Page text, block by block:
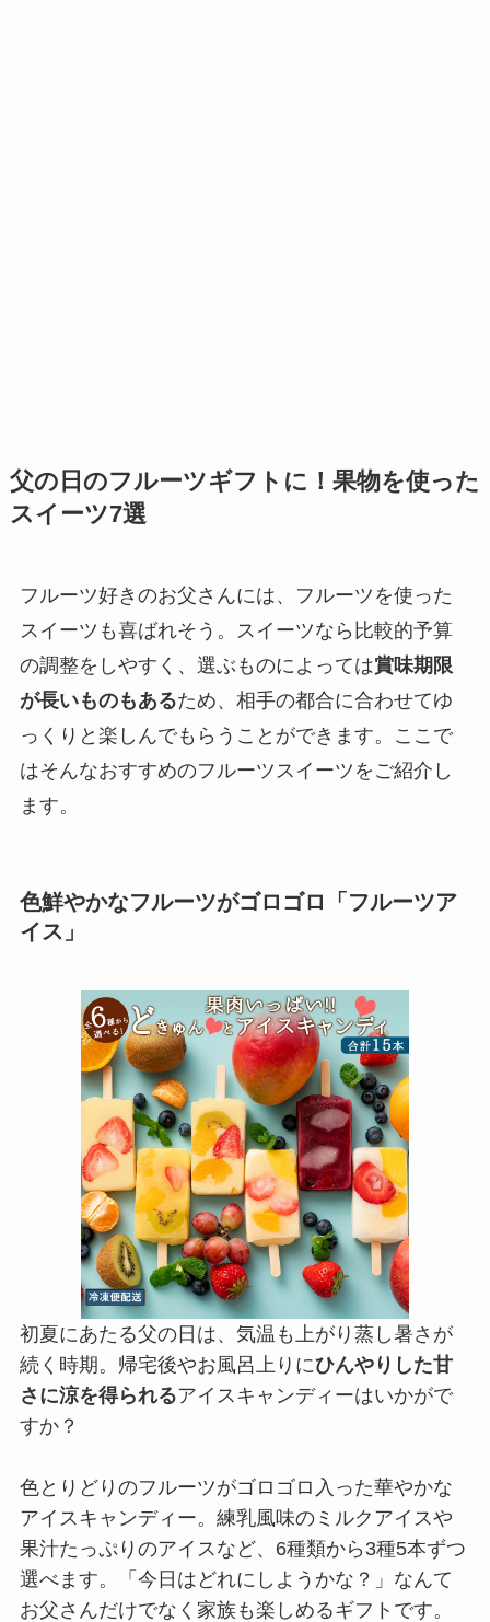
父の日のフルーツギフトに！果物を使った
スイーツ7選
フルーツ好きのお父さんには、フルーツを使った
スイーツも喜ばれそう。スイーツなら比較的予算
の調整をしやすく、選ぶものによっては賞味期限
が長いものもあるため、相手の都合に合わせてゆ
っくりと楽しんでもらうことができます。ここで
はそんなおすすめのフルーツスイーツをご紹介し
ます。
色鮮やかなフルーツがゴロゴロ「フルーツア
イス」
初夏にあたる父の日は、気温も上がり蒸し暑さが
続く時期。帰宅後やお風呂上りにひんやりした甘
さに涼を得られるアイスキャンディーはいかがで
すか？
色とりどりのフルーツがゴロゴロ入った華やかな
アイスキャンディー。練乳風味のミルクアイスや
果汁たっぷりのアイスなど、6種類から3種5本ずつ
選べます。「今日はどれにしようかな？」なんて
お父さんだけでなく家族も楽しめるギフトです。